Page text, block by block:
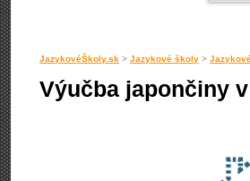
JazykovéŠkoly.sk > Jazykové školy >
Výučba japončiny